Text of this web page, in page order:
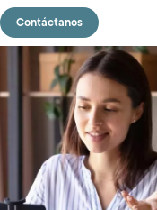
Contáctanos